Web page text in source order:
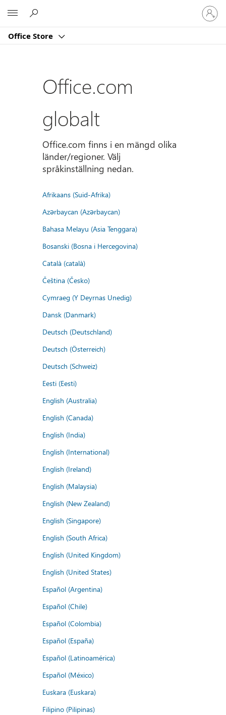
Office Store
Logga
in
på
konto
Office.com
globalt
Office.com finns i en mängd olika
länder/regioner. Välj
språkinställning nedan.
Afrikaans (Suid-Afrika)
Azərbaycan (Azərbaycan)
Bahasa Melayu (Asia Tenggara)
Bosanski (Bosna i Hercegovina)
Català (català)
Čeština (Česko)
Cymraeg (Y Deyrnas Unedig)
Dansk (Danmark)
Deutsch (Deutschland)
Deutsch (Österreich)
Deutsch (Schweiz)
Eesti (Eesti)
English (Australia)
English (Canada)
English (India)
English (International)
English (Ireland)
English (Malaysia)
English (New Zealand)
English (Singapore)
English (South Africa)
English (United Kingdom)
English (United States)
Español (Argentina)
Español (Chile)
Español (Colombia)
Español (España)
Español (Latinoamérica)
Español (México)
Euskara (Euskara)
Filipino (Pilipinas)